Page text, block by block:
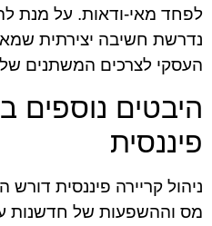
לפחד מאי-ודאות. על מנת
נדרשת חשיבה יצירתית
העסקי לצרכים המשתנים
היבטים נוספים
פיננסית
ניהול קריירה פיננסית
מס וההשפעות של חדשנות